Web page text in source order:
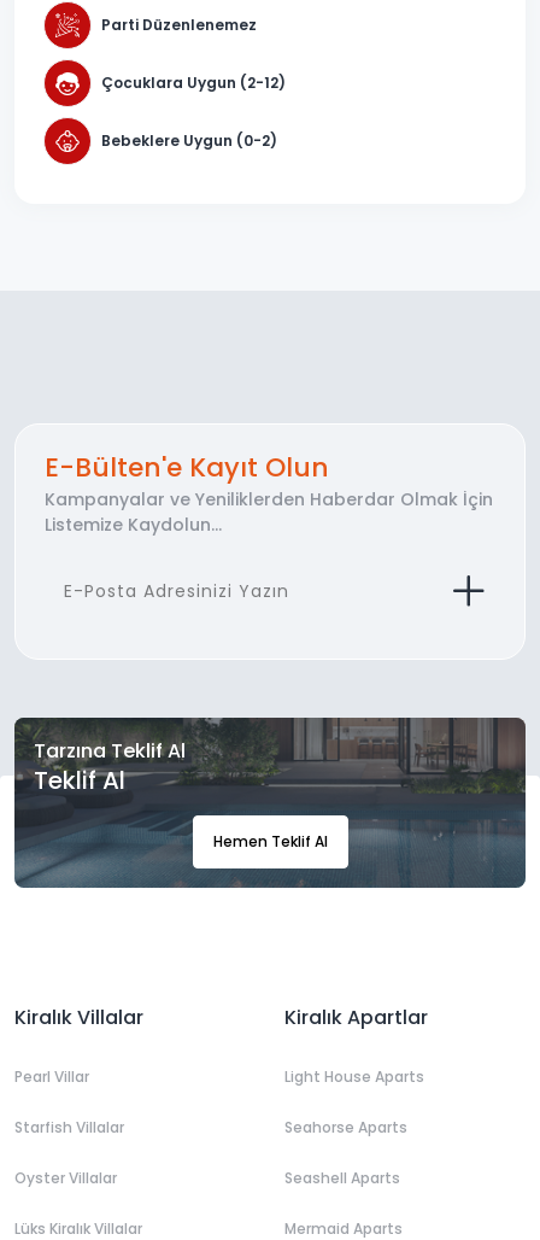
Parti Düzenlenemez
Çocuklara Uygun (2-12)
Bebeklere Uygun (0-2)
E-Bülten'e Kayıt Olun
Kampanyalar ve Yeniliklerden Haberdar Olmak İçin
Listemize Kaydolun...
Tarzına Teklif Al
Teklif Al
Hemen Teklif Al
Kiralık Villalar
Pearl Villar
Starfish Villalar
Oyster Villalar
Lüks Kiralık Villalar
Kiralık Apartlar
Light House Aparts
Seahorse Aparts
Seashell Aparts
Mermaid Aparts